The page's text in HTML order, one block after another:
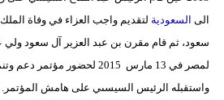
الى السعودية لتقديم واجب العزاء في وفاة
سعود، ثم قام مقرن بن عبد العزير آل سعود ولي
لمصر في 13 مارس 2015 لحضور مؤتمر دعم وتنمية
واستقبله الرئيس السيسىي على هامش المؤتمر.